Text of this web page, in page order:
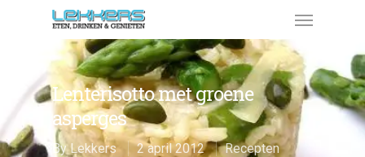
Lenterisotto met groene
asperges
By Lekkers 2 april 2012 Recepten